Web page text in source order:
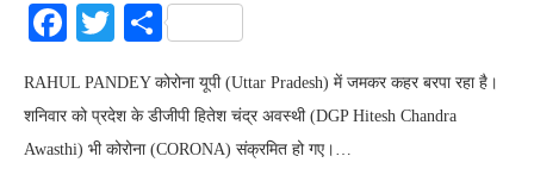
Facebook
Twitter
Share
RAHUL PANDEY कोरोना यूपी (Uttar Pradesh) में जमकर कहर बरपा रहा है।
शनिवार को प्रदेश के डीजीपी हितेश चंद्र अवस्थी (DGP Hitesh Chandra
Awasthi) भी कोरोना (CORONA) संक्रमित हो गए।…